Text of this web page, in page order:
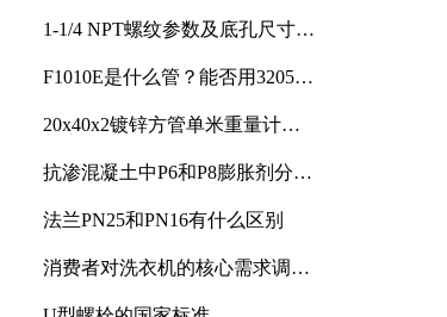
1-1/4 NPT螺纹参数及底孔尺寸详
F1010E是什么管？能否用3205或
20x40x2镀锌方管单米重量计算
抗渗混凝土中P6和P8膨胀剂分别
法兰PN25和PN16有什么区别
消费者对洗衣机的核心需求调研